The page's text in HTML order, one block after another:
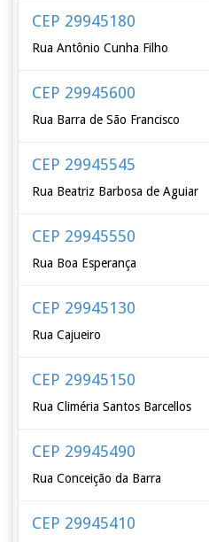
CEP 29945180
Rua Antônio Cunha Filho
CEP 29945600
Rua Barra de São Francisco
CEP 29945545
Rua Beatriz Barbosa de Aguiar
CEP 29945550
Rua Boa Esperança
CEP 29945130
Rua Cajueiro
CEP 29945150
Rua Climéria Santos Barcellos
CEP 29945490
Rua Conceição da Barra
CEP 29945410